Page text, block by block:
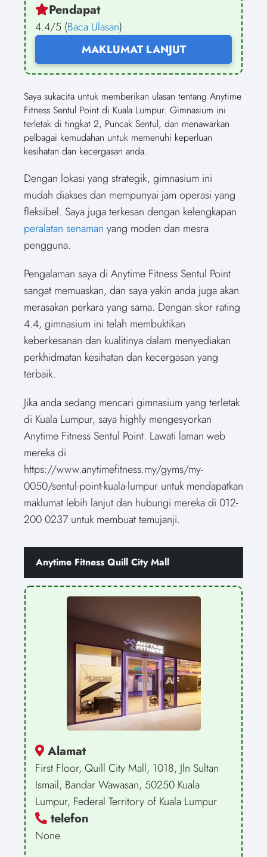
Pendapat
4.4/5 (Baca Ulasan)
MAKLUMAT LANJUT
Saya sukacita untuk memberikan ulasan tentang Anytime
Fitness Sentul Point di Kuala Lumpur. Gimnasium ini
terletak di tingkat 2, Puncak Sentul, dan menawarkan
pelbagai kemudahan untuk memenuhi keperluan
kesihatan dan kecergasan anda.
Dengan lokasi yang strategik, gimnasium ini
mudah diakses dan mempunyai jam operasi yang
fleksibel. Saya juga terkesan dengan kelengkapan
peralatan senaman yang moden dan mesra
pengguna.
Pengalaman saya di Anytime Fitness Sentul Point
sangat memuaskan, dan saya yakin anda juga akan
merasakan perkara yang sama. Dengan skor rating
4.4, gimnasium ini telah membuktikan
keberkesanan dan kualitinya dalam menyediakan
perkhidmatan kesihatan dan kecergasan yang
terbaik.
Jika anda sedang mencari gimnasium yang terletak
di Kuala Lumpur, saya highly mengesyorkan
Anytime Fitness Sentul Point. Lawati laman web
mereka di
https://www.anytimefitness.my/gyms/my-
0050/sentul-point-kuala-lumpur untuk mendapatkan
maklumat lebih lanjut dan hubungi mereka di 012-
200 0237 untuk membuat temujanji.
Anytime Fitness Quill City Mall
Alamat
First Floor, Quill City Mall, 1018, Jln Sultan
Ismail, Bandar Wawasan, 50250 Kuala
Lumpur, Federal Territory of Kuala Lumpur
telefon
None